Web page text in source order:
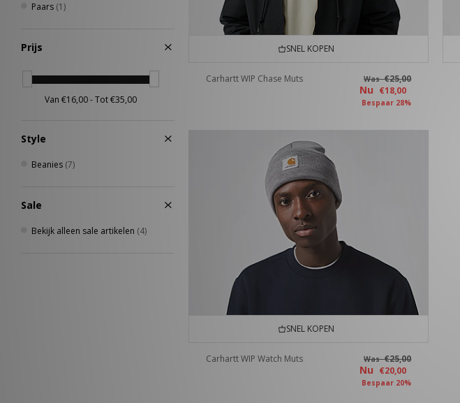
Paars (1)
Prijs
Style
Beanies (7)
Sale
Bekijk alleen sale artikelen (4)
SNEL KOPEN
Carhartt WIP Chase Muts Was€25,00
Nu €18,00
Bespaar 28%
SNEL KOPEN
Carhartt WIP Watch Muts Was€25,00
Nu €20,00
Bespaar 20%